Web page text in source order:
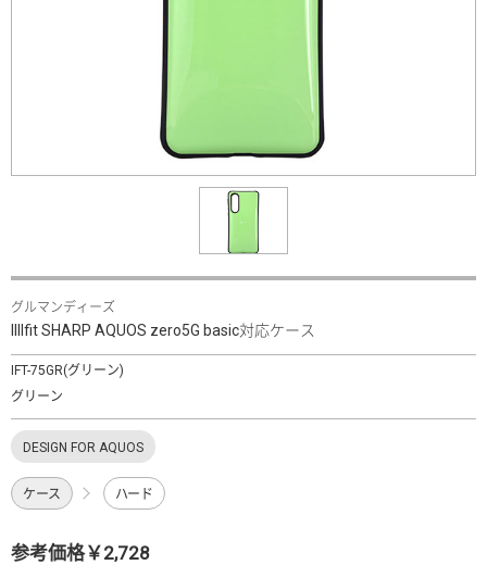
グルマンディーズ
IIIIfit SHARP AQUOS zero5G basic対応ケース
IFT-75GR(グリーン)
グリーン
DESIGN FOR AQUOS
ケース ハード
参考価格￥2,728